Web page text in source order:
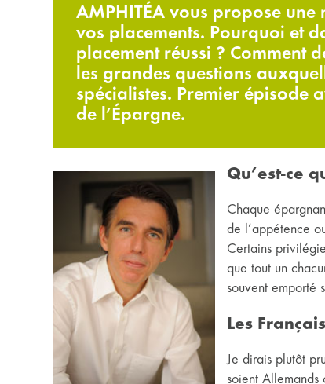
AMPHITÉA vous propose une
vos placements. Pourquoi et
placement réussi ? Comment
les grandes questions
spécialistes. Premier épisode
de l’Épargne.
Qu’est-ce
Chaque
de l’appétence
Certains
que tout un
souvent emporté
Les
Je dirais plutôt
soient Allemands